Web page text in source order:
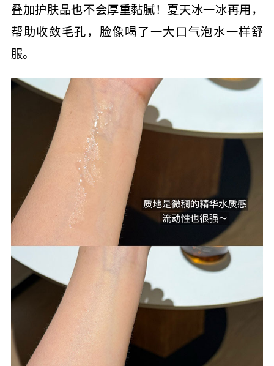
叠加护肤品也不会厚重黏腻！夏天冰一冰再用，
帮助收敛毛孔，脸像喝了一大口气泡水一样舒
服。